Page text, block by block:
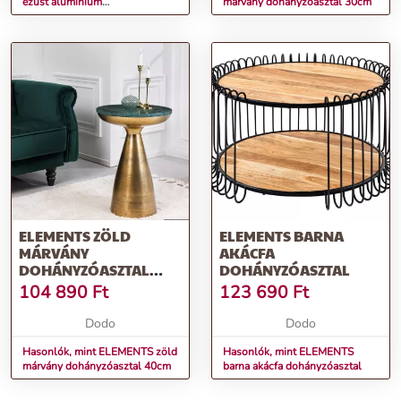
dohányzóasztal 2er set
ELEMENTS ZÖLD
MÁRVÁNY
DOHÁNYZÓASZTAL
40CM
104 890 Ft
Dodo
Hasonlók, mint ELEMENTS zöld
márvány dohányzóasztal 40cm
ELEMENTS BARNA
AKÁCFA
DOHÁNYZÓASZTAL
123 690 Ft
Dodo
Hasonlók, mint ELEMENTS
barna akácfa dohányzóasztal